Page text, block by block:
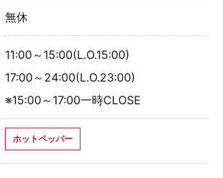
無休
11:00～15:00(L.O.15:00)
17:00～24:00(L.O.23:00)
※15:00～17:00一時CLOSE
ホットペッパー